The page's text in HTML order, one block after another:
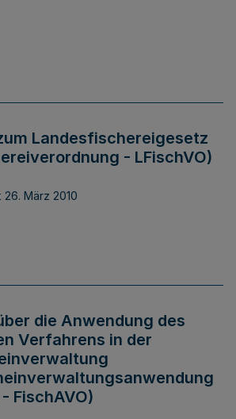
Landesfischereigesetz
- LFischVO)
26. März 2010
die Anwendung des
Verfahrens in der
FischAVO)